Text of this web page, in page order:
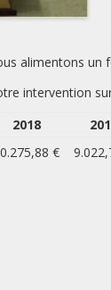
alimentons un
intervention
2018
€